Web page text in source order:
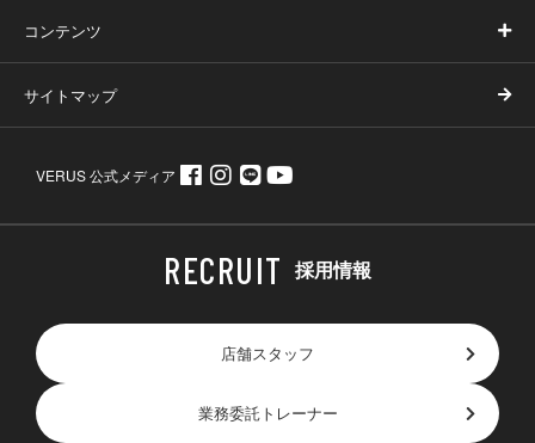
コンテンツ
サイトマップ
VERUS 公式メディア
採用情報
店舗スタッフ
業務委託トレーナー